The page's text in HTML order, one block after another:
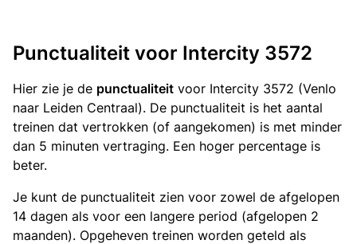
Punctualiteit voor Intercity 3572
Hier zie je de punctualiteit voor Intercity 3572 (Venlo
naar Leiden Centraal). De punctualiteit is het aantal
treinen dat vertrokken (of aangekomen) is met minder
dan 5 minuten vertraging. Een hoger percentage is
beter.
Je kunt de punctualiteit zien voor zowel de afgelopen
14 dagen als voor een langere period (afgelopen 2
maanden). Opgeheven treinen worden geteld als